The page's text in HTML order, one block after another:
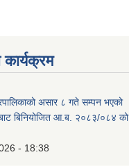
असार ८ गते सम्पन भएको
बिनियोजित आ.ब. २०८३/०८४ को
- 18:38